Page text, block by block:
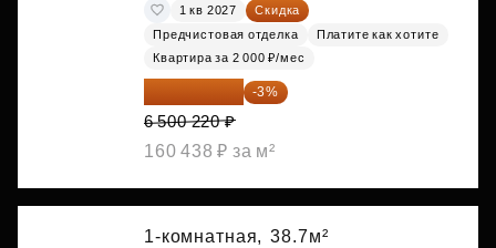
1 кв 2027
Скидка
Предчистовая отделка
Платите как хотите
Квартира за 2 000 ₽/мес
-3%
6 500 220 ₽
160 438 ₽ за м²
1-комнатная, 38.7м²